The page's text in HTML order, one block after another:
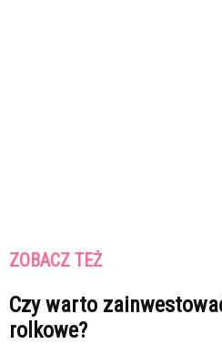
ZOBACZ TEŻ
Czy warto
rolkowe?